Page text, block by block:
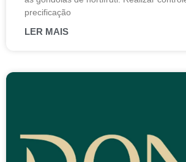
precificação
LER MAIS